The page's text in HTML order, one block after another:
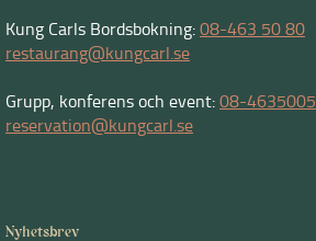
Kung Carls Bordsbokning:08-463 50 80
restaurang@kungcarl.se
Grupp, konferens och event:08-4635005
reservation@kungcarl.se
Nyhetsbrev